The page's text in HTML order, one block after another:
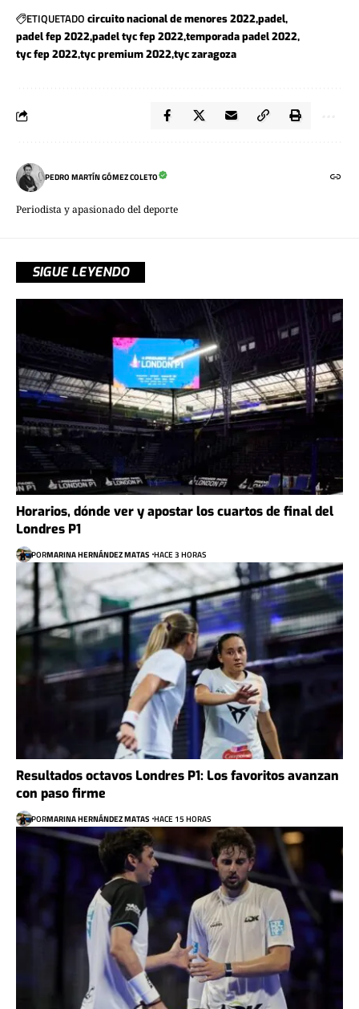
ETIQUETADO circuito nacional de menores 2022padel
padel fep 2022padel tyc fep 2022temporada padel 2022
tyc fep 2022tyc premium 2022tyc zaragoza
PEDRO MARTÍN GÓMEZ COLETO
Periodista y apasionado del deporte
SIGUE LEYENDO
Horarios, dónde ver y apostar los cuartos de final del
Londres P1
PORMARINA HERNÁNDEZ MATAS HACE 3 HORAS
Resultados octavos Londres P1: Los favoritos avanzan
con paso firme
PORMARINA HERNÁNDEZ MATAS HACE 15 HORAS